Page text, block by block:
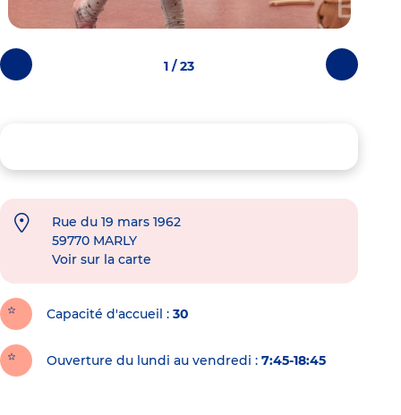
Photos
précédentes
Photos
suivantes
1 / 23
Rue du 19 mars 1962
59770 MARLY
Voir sur la carte
Capacité d'accueil 30
Ouverture du lundi au vendredi : 7:45-18:45